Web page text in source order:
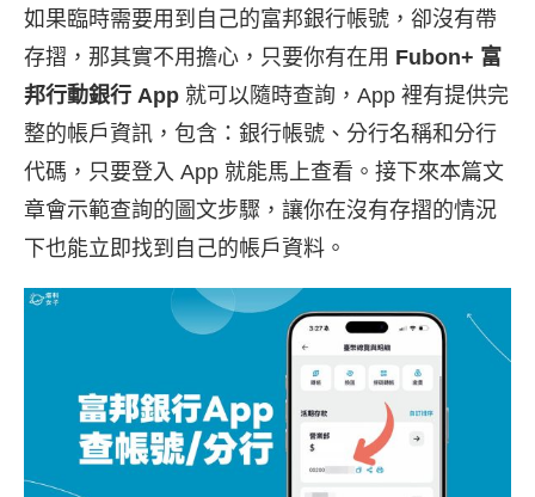
如果臨時需要用到自己的富邦銀行帳號，卻沒有帶
存摺，那其實不用擔心，只要你有在用 Fubon+ 富
邦行動銀行 App 就可以隨時查詢，App 裡有提供完
整的帳戶資訊，包含：銀行帳號、分行名稱和分行
代碼，只要登入 App 就能馬上查看。接下來本篇文
章會示範查詢的圖文步驟，讓你在沒有存摺的情況
下也能立即找到自己的帳戶資料。